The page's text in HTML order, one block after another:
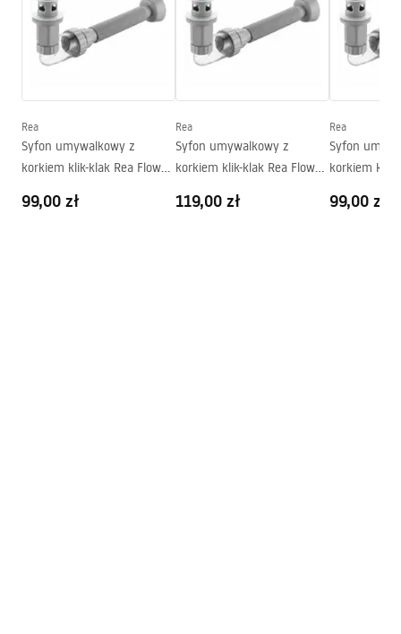
Szerokość (mm):
340
Wysokość (mm):
145mm
Głębokość (mm):
120
Otwór na baterię:
Otwór przelewowy
Nie
Karta produktu
UMYWALKA LINDA STONE - NABLATOWA.pdf
Deklaracja Właściwości Użytkowych
LINDA STONE Deklaracja.pdf
Warranty_Terms_and_Conditions_Basins_-_5.pdf
Rea
Syfon umywalkowy z
korkiem klik-klak Rea Flow
99,00 zł
Rea
Syfon umywalkowy z
korkiem klik-klak Rea Flow
119,00 zł
Rea
Syfon
korkiem klik-
99,00 zł